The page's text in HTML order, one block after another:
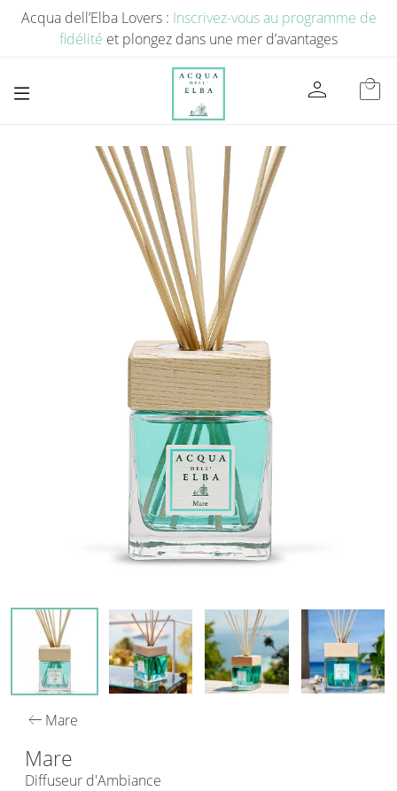
Acqua dell’Elba Lovers : Inscrivez-vous au programme de
fidélité et plongez dans une mer d’avantages
person local_mall
arrow_left_alt Mare
Mare
Diffuseur d'Ambiance